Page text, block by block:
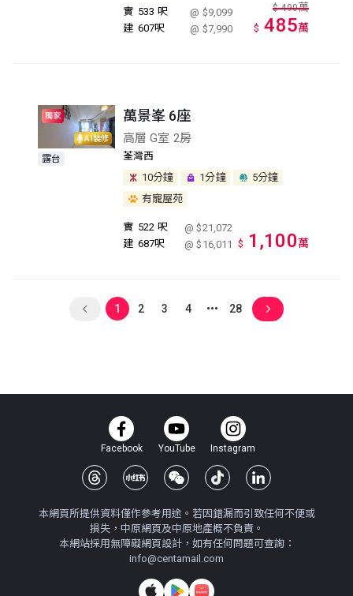
實 533 呎
@ $9,099
建 607呎 @ $7,990
$ 490萬
$ 485萬
AI裝修
獨家
露台
萬景峯 6座
高層 G室 2房
荃灣西
10分鐘
1分鐘
5分鐘
有寵屋苑
實 522 呎
@ $21,072
建 687呎 @ $16,011 $ 1,100萬
1 2 3 4 28
Facebook YouTube Instagram
本網頁所提供資料僅作參考用途。若因錯漏而引致任何不便或
損失，中原網頁及中原地產概不負責。
本網站採用無障礙網頁設計，如有任何問題可查詢：
info@centamail.com